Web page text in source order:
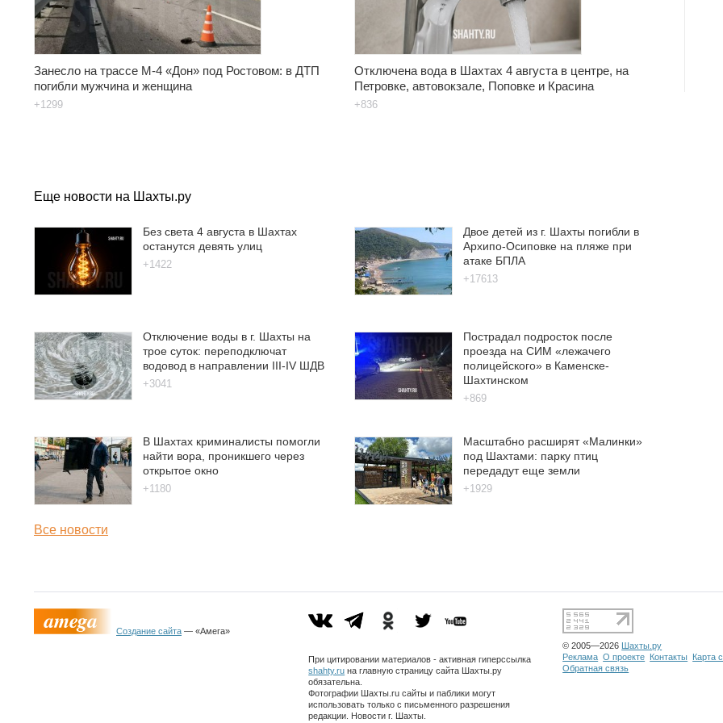
Занесло на трассе М-4 «Дон» под Ростовом: в ДТП
погибли мужчина и женщина
+1299
Отключена вода в Шахтах 4 августа в центре, на
Петровке, автовокзале, Поповке и Красина
+836
Еще новости на Шахты.ру
Без света 4 августа в Шахтах
останутся девять улиц
+1422
Двое детей из г. Шахты погибли в
Архипо-Осиповке на пляже при
атаке БПЛА
+17613
Отключение воды в г. Шахты на
трое суток: переподключат
водовод в направлении III-IV ШДВ
+3041
Пострадал подросток после
проезда на СИМ «лежачего
полицейского» в Каменске-
Шахтинском
+869
В Шахтах криминалисты помогли
найти вора, проникшего через
открытое окно
+1180
Масштабно расширят «Малинки»
под Шахтами: парку птиц
передадут еще земли
+1929
Все новости
Создание сайта — «Амега»
При цитировании материалов - активная гиперссылка
shahty.ru на главную страницу сайта Шахты.ру
обязательна.
Фотографии Шахты.ru сайты и паблики могут
использовать только с письменного разрешения
редакции. Новости г. Шахты.
© 2005—2026 Шахты.ру
Реклама О проекте Контакты Карта
Обратная связь